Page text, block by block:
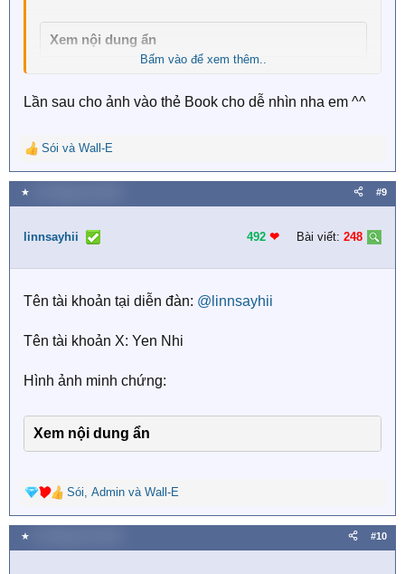
Xem nội dung ẩn
Bấm vào để xem thêm..
Lần sau cho ảnh vào thẻ Book cho dễ nhìn nha em ^^
R
e
a
c
i
n
:
Sói và Wall-E
★ #9
linnsayhii 492 ❤︎ Bài viết: 248
Tên tài khoản tại diễn đàn: @linnsayhii
Tên tài khoản X: Yen Nhi
Hình ảnh minh chứng:
Xem nội dung ẩn
R
e
a
c
Sói, Admin và Wall-E
★ #10